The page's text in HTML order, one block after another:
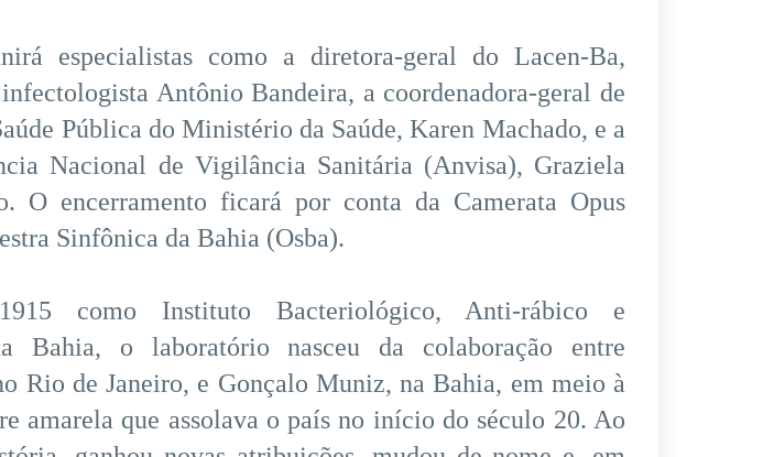
especialistas como a diretora-geral do Lacen-Ba,
Antônio Bandeira, a coordenadora-geral de
Pública do Ministério da Saúde, Karen Machado, e a
Nacional de Vigilância Sanitária (Anvisa), Graziela
O encerramento ficará por conta da Camerata Opus
Sinfônica da Bahia (Osba).
como Instituto Bacteriológico, Anti-rábico e
Bahia, o laboratório nasceu da colaboração entre
Rio de Janeiro, e Gonçalo Muniz, na Bahia, em meio à
amarela que assolava o país no início do século 20. Ao